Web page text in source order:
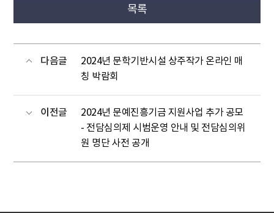
목록
다음글
2024년 문학기반시설 상주작가 온라인 매
칭 박람회
이전글
2024년 문예진흥기금 지원사업 추가 공모
- 전담심의제 시범운영 안내 및 전담심의위
원 명단 사전 공개